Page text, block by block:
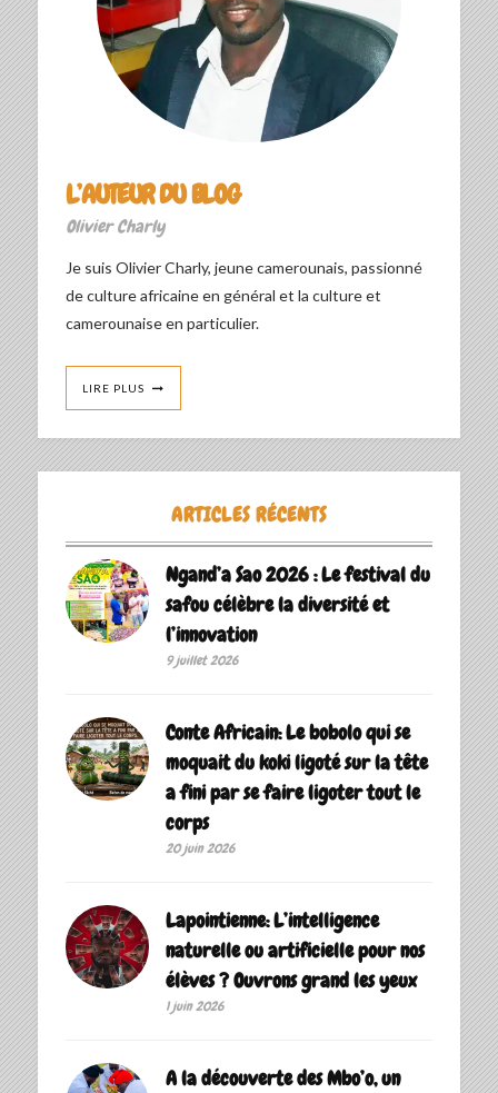
L’AUTEUR DU BLOG
Olivier Charly
Je suis Olivier Charly, jeune camerounais, passionné
de culture africaine en général et la culture et
camerounaise en particulier.
LIRE PLUS
ARTICLES RÉCENTS
Ngand’a Sao 2026 : Le festival du
safou célèbre la diversité et
l’innovation
9 juillet 2026
Conte Africain: Le bobolo qui se
moquait du koki ligoté sur la tête
a fini par se faire ligoter tout le
corps
20 juin 2026
Lapointienne: L’intelligence
naturelle ou artificielle pour nos
élèves ? Ouvrons grand les yeux
1 juin 2026
A la découverte des Mbo’o, un